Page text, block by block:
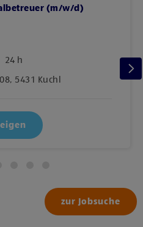
(m/w/d)
24 h
5431 Kuchl
zur Jobsuche